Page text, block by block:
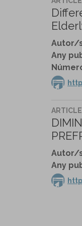
Autor/
Any
ARTICLE
Autor/
Any